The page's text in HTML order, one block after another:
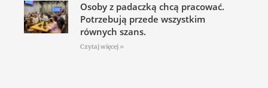
Osoby z padaczką chcą pracować.
Potrzebują przede wszystkim
równych szans.
Czytaj więcej »